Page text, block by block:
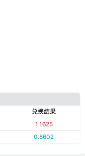
兑换结果
1.1625
0.8602